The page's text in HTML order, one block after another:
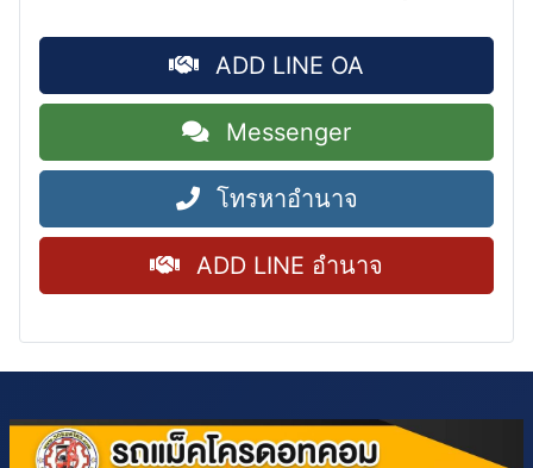
ADD LINE OA
Messenger
โทรหาอำนาจ
ADD LINE อำนาจ